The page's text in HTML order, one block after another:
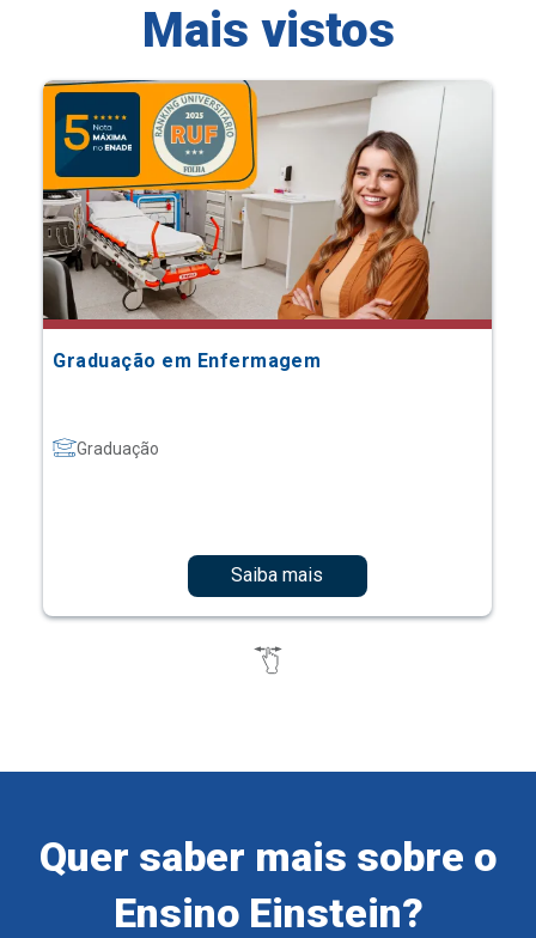
Mais vistos
Graduação em Enfermagem
Graduação
Saiba mais
Quer saber mais sobre o
Ensino Einstein?